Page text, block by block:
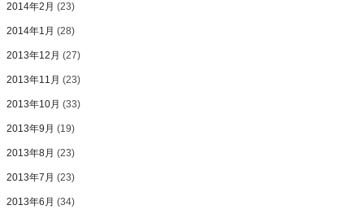
2014年2月 (23)
2014年1月 (28)
2013年12月 (27)
2013年11月 (23)
2013年10月 (33)
2013年9月 (19)
2013年8月 (23)
2013年7月 (23)
2013年6月 (34)